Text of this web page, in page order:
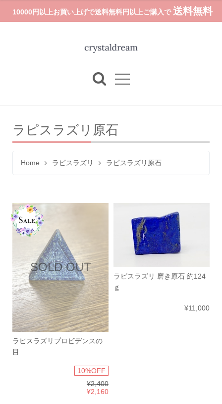
10000円以上お買い上げで送料無料円以上ご購入で 送料無料
ラピスラズリ原石
Home ラピスラズリ ラピスラズリ原石
SOLD OUT
ラピスラズリプロビデンスの
目
10%OFF
¥2,400
¥2,160
ラピスラズリ 磨き原石 約124
ｇ
¥11,000